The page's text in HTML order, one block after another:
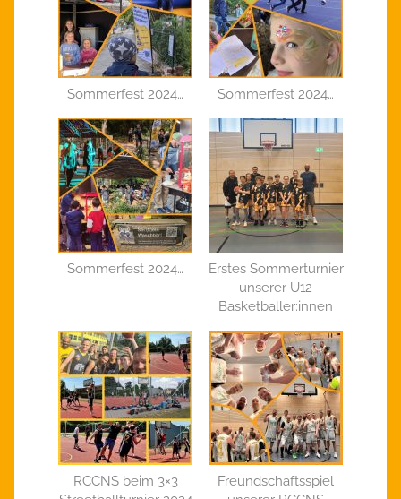
Sommerfest 2024… Sommerfest 2024…
Sommerfest 2024…
Erstes Sommerturnier
unserer U12
Basketballer:innen
RCCNS beim 3×3
Freundschaftsspiel